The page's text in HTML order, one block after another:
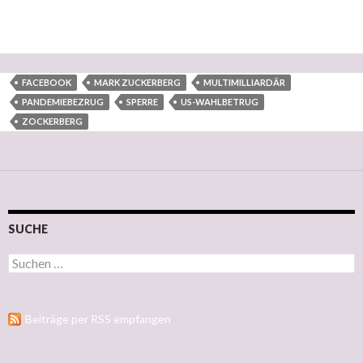
FACEBOOK MARK ZUCKERBERG
MULTIMILLIARDÄR
PANDEMIEBEZRUG
SPERRE
US-WAHLBETRUG
ZOCKERBERG
SUCHE
Suchen nach:
Beiträge per RSS empfangen